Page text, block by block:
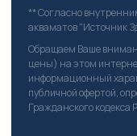
** Согласно
акваматов "Источник
Обращаем Ваше
цены) на этом
информационный
публичной офертой,
Гражданского кодекса